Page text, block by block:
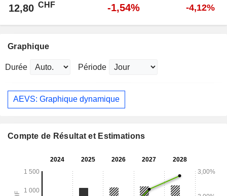
12,80 CHF -1,54% -4,12%
Graphique
Durée Période
AEVS: Graphique dynamique
Compte de Résultat et Estimations